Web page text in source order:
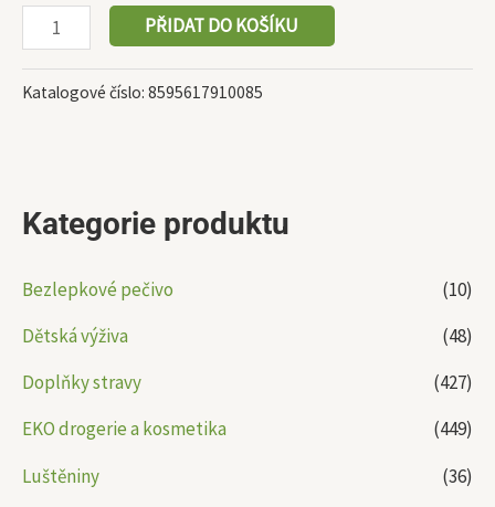
Kategorie produktu
Bezlepkové pečivo
(10)
Dětská výživa
(48)
Doplňky stravy
(427)
EKO drogerie a kosmetika
(449)
Luštěniny
(36)
PŘIDAT DO KOŠÍKU
Katalogové číslo: 8595617910085